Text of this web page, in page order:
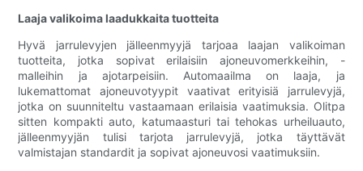
Laaja valikoima laadukkaita tuotteita
Hyvä jarrulevyjen jälleenmyyjä tarjoaa laajan valikoiman
tuotteita, jotka sopivat erilaisiin ajoneuvomerkkeihin, -
malleihin ja ajotarpeisiin. Automaailma on laaja, ja
lukemattomat ajoneuvotyypit vaativat erityisiä jarrulevyjä,
jotka on suunniteltu vastaamaan erilaisia ​​vaatimuksia. Olitpa
sitten kompakti auto, katumaasturi tai tehokas urheiluauto,
jälleenmyyjän tulisi tarjota jarrulevyjä, jotka täyttävät
valmistajan standardit ja sopivat ajoneuvosi vaatimuksiin.